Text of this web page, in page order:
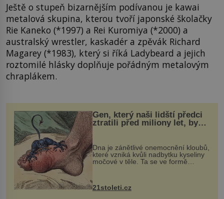
Ještě o stupeň bizarnějším podívanou je kawai
metalová skupina, kterou tvoří japonské školačky
Rie Kaneko (*1997) a Rei Kuromiya (*2000) a
australský wrestler, kaskadér a zpěvák Richard
Magarey (*1983), který si říká Ladybeard a jejich
roztomilé hlásky doplňuje pořádným metalovým
chraplákem.
Gen, který naši lidští předci
ztratili před miliony let, by
mohl pomoci s léčbou
„nemoci králů“
Dna je zánětlivé onemocnění kloubů,
které vzniká kvůli nadbytku kyseliny
močové v těle. Ta se ve formě
nohou, a způsobuje bole...
21stoleti.cz